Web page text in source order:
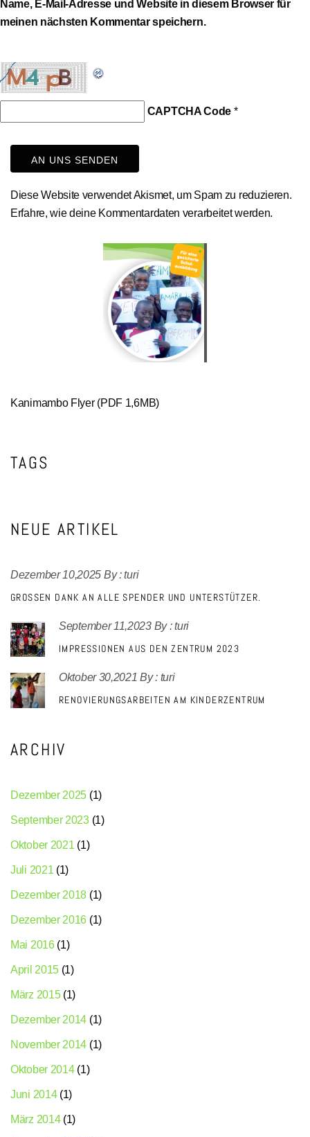
Name, E-Mail-Adresse und Website in diesem Browser für
meinen nächsten Kommentar speichern.
CAPTCHA Code *
Diese Website verwendet Akismet, um Spam zu reduzieren.
Erfahre, wie deine Kommentardaten verarbeitet werden.
Kanimambo Flyer(PDF 1,6MB)
TAGS
NEUE ARTIKEL
Dezember 10,2025 By :turi
GROSSEN DANK AN ALLE SPENDER UND UNTERSTÜTZER.
September 11,2023By :turi
IMPRESSIONEN AUS DEN ZENTRUM 2023
Oktober 30,2021 By : turi
RENOVIERUNGSARBEITEN AM KINDERZENTRUM
ARCHIV
Dezember 2025 (1)
September 2023(1)
Oktober 2021 (1)
Juli 2021 (1)
Dezember 2018 (1)
Dezember 2016 (1)
Mai 2016(1)
April 2015 (1)
März 2015(1)
Dezember 2014 (1)
November 2014 (1)
Oktober 2014(1)
Juni 2014(1)
März 2014(1)